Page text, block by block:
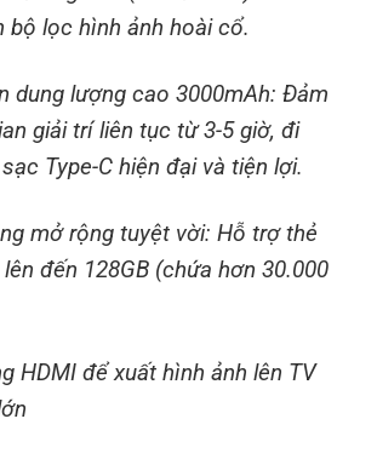
bộ lọc hình ảnh hoài cổ.
dung lượng cao 3000mAh: Đảm
giải trí liên tục từ 3-5 giờ, đi
Type-C hiện đại và tiện lợi.
mở rộng tuyệt vời: Hỗ trợ thẻ
đến 128GB (chứa hơn 30.000
HDMI để xuất hình ảnh lên TV